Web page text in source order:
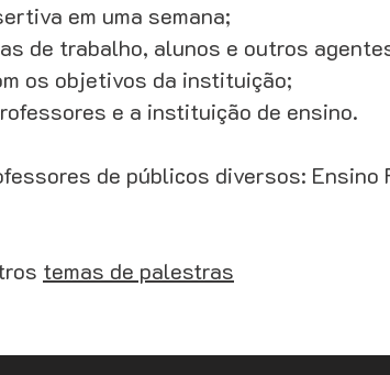
em uma semana;
de trabalho, alunos e outros
os objetivos da instituição;
e a instituição de ensino.
de públicos diversos: Ensino
temas de palestras